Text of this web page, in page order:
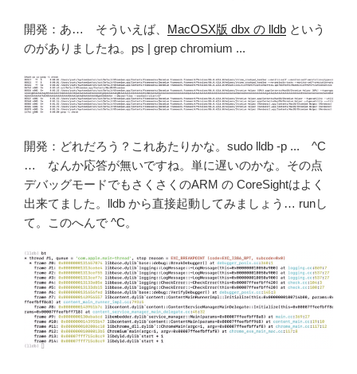
開発：あ… そういえば、 MacOSX版 dbx の lldb という
のがありましたね。ps | grep chromium ...
開発：どれだろう？これあたりかな。sudo lldb -p ... ^C
… なんか応答が無いですね。単に遅いのかな。その点
デバッグモードでもさくさくのARM の CoreSightはよく
出来てました。lldb から直接起動してみましょう… runし
て。このへんで ^C。